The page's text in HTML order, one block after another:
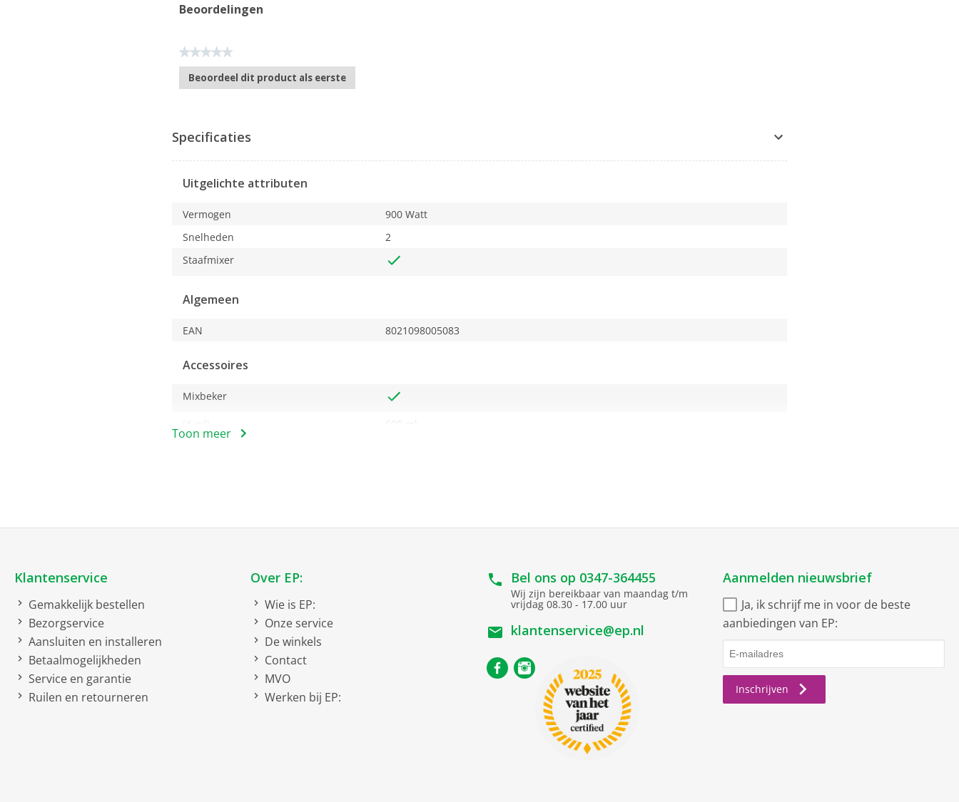
Beoordelingen
★★★★★
Geen
scorewaarde
Beoordeel dit product als eerste
.
actie
opent
u
modaal
Specificaties
Uitgelichte attributen
Vermogen
900 Watt
Snelheden
2
Staafmixer
Algemeen
EAN 8021098005083
Accessoires
Mixbeker
(# ml)
600 ml
Toon meer
Klantenservice
Gemakkelijk bestellen
Bezorgservice
Aansluiten en installeren
Betaalmogelijkheden
Service en garantie
Ruilen en retourneren
Over EP:
Wie is EP:
Onze service
De winkels
Contact
MVO
Werken bij EP:
Bel ons op 0347-364455
Wij zijn bereikbaar van maandag t/m
vrijdag 08.30 - 17.00 uur
klantenservice@ep.nl
Aanmelden nieuwsbrief
Ja, ik schrijf me in voor de beste
aanbiedingen van EP:
Inschrijven